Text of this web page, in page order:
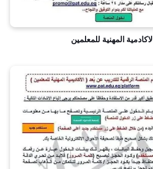
الاكادمية المهنية للمعلمين